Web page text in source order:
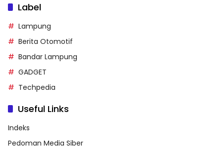
Label
Lampung
Berita Otomotif
Bandar Lampung
GADGET
Techpedia
Useful Links
Indeks
Pedoman Media Siber